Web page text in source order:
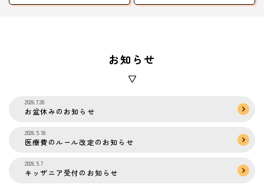
お知らせ
2026.7.28
お盆休みのお知らせ
2026.5.18
医療費のルール改定のお知らせ
2026.5.7
キッザニア受付のお知らせ